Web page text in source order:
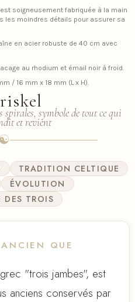
soigneusement fabriquée à la main
les moindres détails pour assurer sa
en acier robuste de 40 cm avec
au rhodium et émail noir à froid.
/ 16 mm x 18 mm (L x H).
spirales, symbole de tout ce qui
et revient
☯
TRADITION CELTIQUE
ÉVOLUTION
DES TROIS
QUE
"trois jambes", est
anciens conservés par